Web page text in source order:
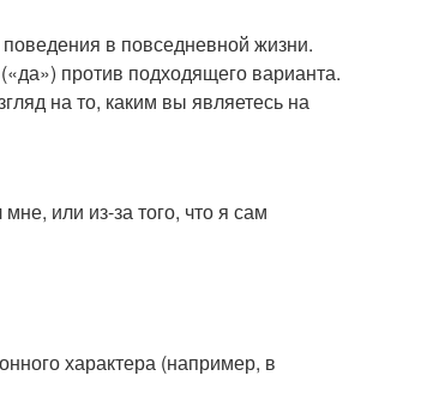
в повседневной жизни.
против подходящего варианта.
на то, каким вы являетесь на
или из-за того, что я сам
характера (например, в